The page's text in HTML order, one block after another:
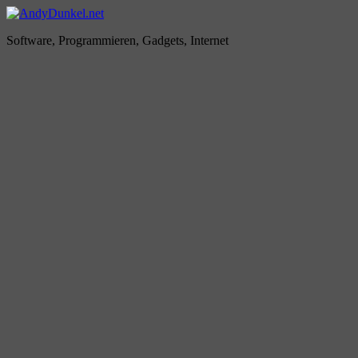
Zum
springen
AndyDunkel.net
Software, Programmieren, Gadgets, Internet